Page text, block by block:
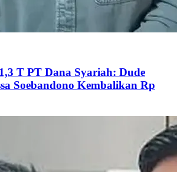
T PT Dana Syariah: Dude
Soebandono Kembalikan Rp